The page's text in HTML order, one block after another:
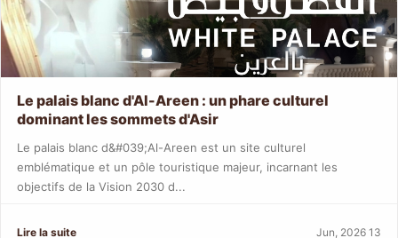
Le palais blanc d'Al-Areen : un phare culturel
dominant les sommets d'Asir
Le palais blanc d&#039;Al-Areen est un site culturel
emblématique et un pôle touristique majeur, incarnant les
objectifs de la Vision 2030 d...
Lire la suite Jun, 2026 13